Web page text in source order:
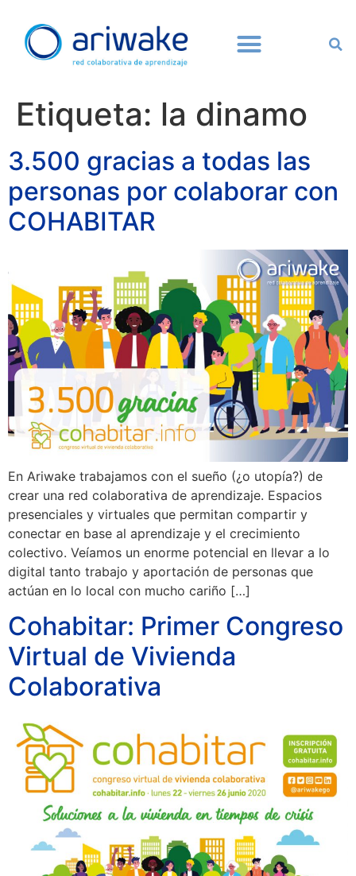
Etiqueta: la dinamo
3.500 gracias a todas las
personas por colaborar con
COHABITAR
En Ariwake trabajamos con el sueño (¿o utopía?) de
crear una red colaborativa de aprendizaje. Espacios
presenciales y virtuales que permitan compartir y
conectar en base al aprendizaje y el crecimiento
colectivo. Veíamos un enorme potencial en llevar a lo
digital tanto trabajo y aportación de personas que
actúan en lo local con mucho cariño […]
Cohabitar: Primer Congreso
Virtual de Vivienda
Colaborativa